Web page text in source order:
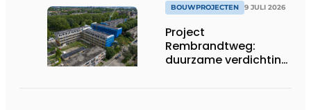
BOUWPROJECTEN 9 JULI 2026
Project
Rembrandtweg:
duurzame verdichting